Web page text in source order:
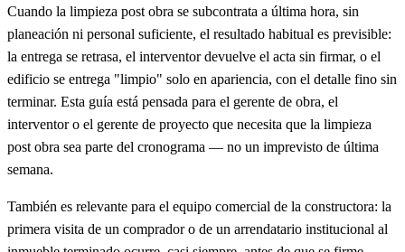
Cuando la limpieza post obra se subcontrata a última hora, sin
planeación ni personal suficiente, el resultado habitual es previsible:
la entrega se retrasa, el interventor devuelve el acta sin firmar, o el
edificio se entrega "limpio" solo en apariencia, con el detalle fino sin
terminar. Esta guía está pensada para el gerente de obra, el
interventor o el gerente de proyecto que necesita que la limpieza
post obra sea parte del cronograma — no un imprevisto de última
semana.
También es relevante para el equipo comercial de la constructora: la
primera visita de un comprador o de un arrendatario institucional al